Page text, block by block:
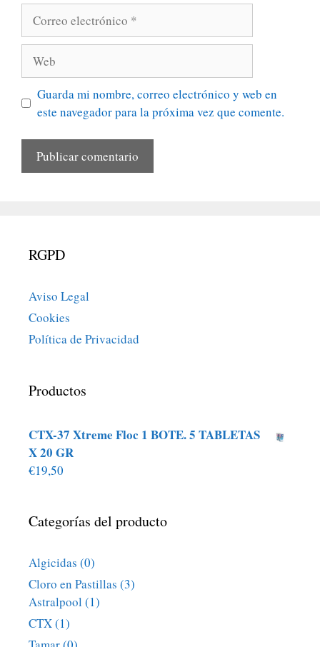
electrónico
Guarda mi nombre, correo electrónico y web en
este navegador para la próxima vez que comente.
RGPD
Aviso Legal
Cookies
Política de Privacidad
Productos
CTX-37 Xtreme Floc 1 BOTE. 5 TABLETAS
X 20 GR
€19,50
Categorías del producto
Algicidas (0)
Cloro en Pastillas (3)
Astralpool (1)
CTX(1)